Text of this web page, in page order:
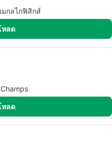
กลไกฟิสิกส์
หลด
หลด